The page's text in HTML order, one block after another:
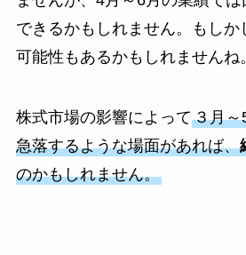
できるかもしれません。もしか
可能性もあるかもしれませんね。
株式市場の影響によって３月～
急落するような場面があれば、
のかもしれません。